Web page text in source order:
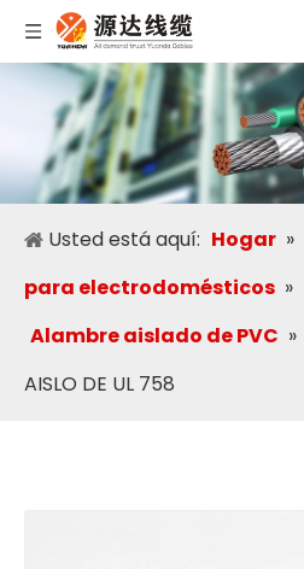
Usted está aquí: Hogar »
para electrodomésticos »
Alambre aislado de PVC »
AISLO DE UL 758